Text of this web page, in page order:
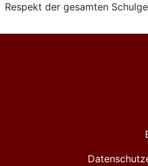
Respekt der gesamten